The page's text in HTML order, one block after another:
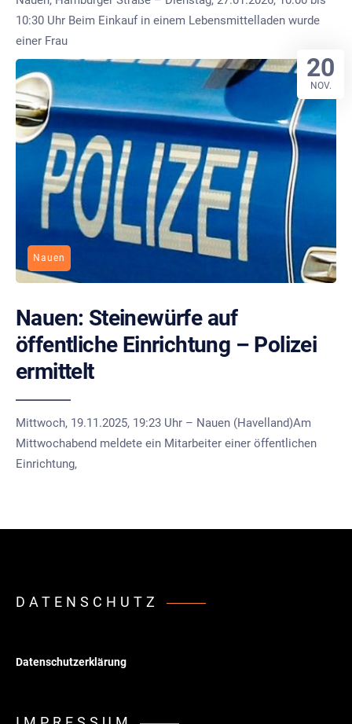
10:30 Uhr Beim Einkauf in einem Lebensmittelladen wurde
einer Frau
Nauen
Nauen: Steinewürfe auf
öffentliche Einrichtung – Polizei
ermittelt
Mittwoch, 19.11.2025, 19:23 Uhr – Nauen (Havelland)Am
Mittwochabend meldete ein Mitarbeiter einer öffentlichen
Einrichtung,
20
NOV.
DATENSCHUTZ
Datenschutzerklärung